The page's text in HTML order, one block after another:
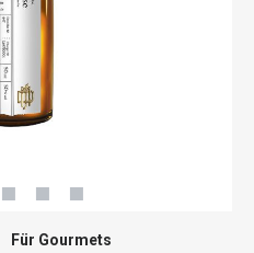
Für Gourmets